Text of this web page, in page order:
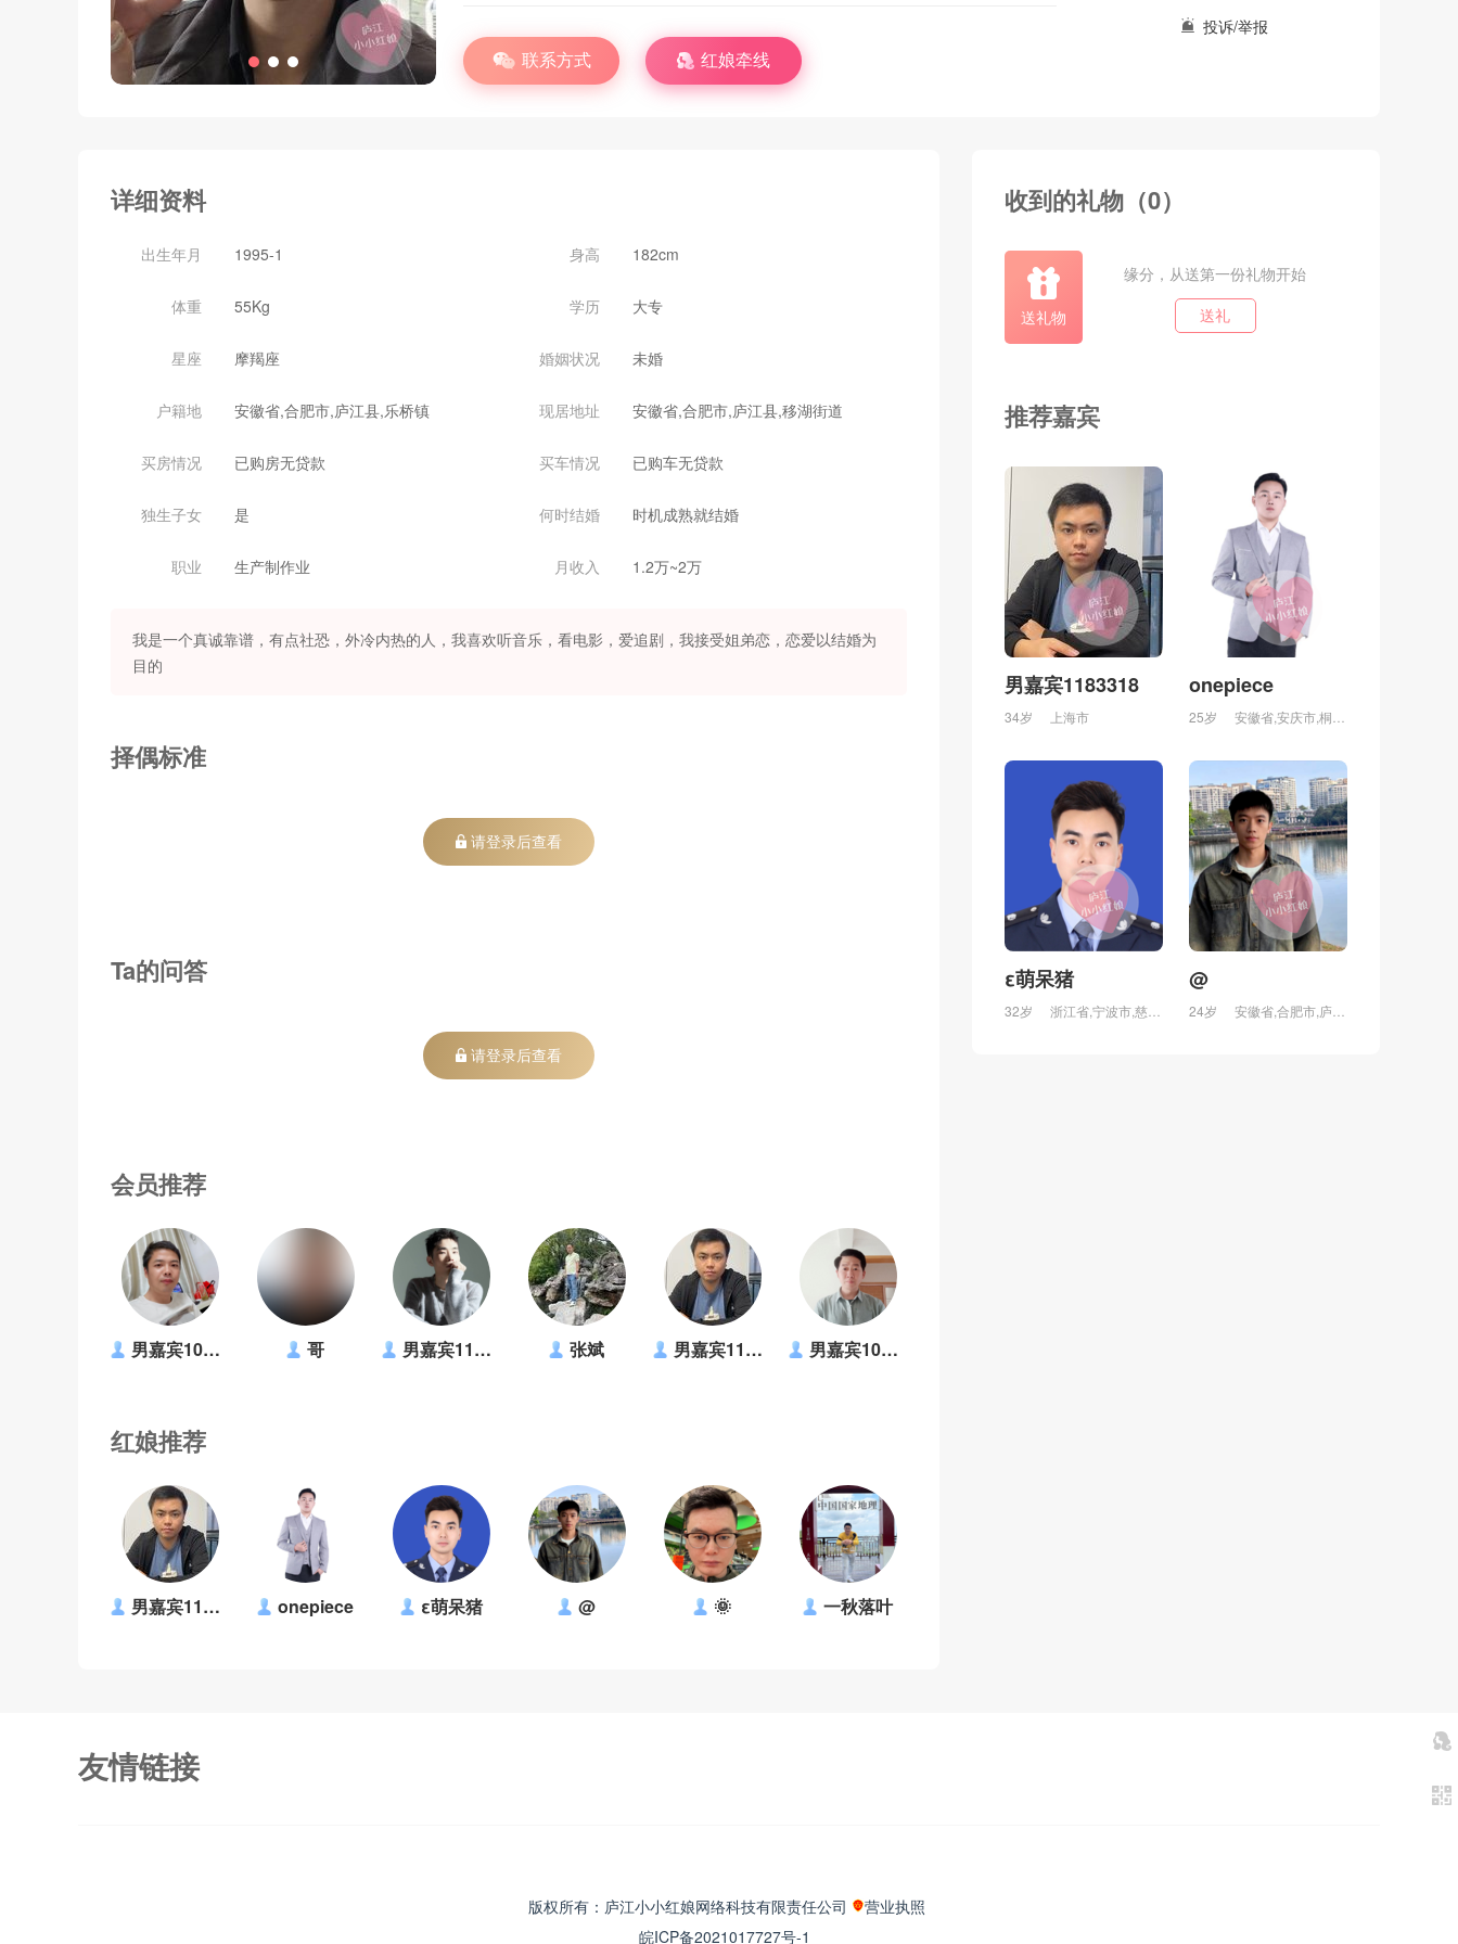
联系方式 红娘牵线
投诉/举报
详细资料
出生年月 1995-1 身高 182cm
体重 55Kg 学历 大专
星座 摩羯座 婚姻状况 未婚
户籍地 安徽省,合肥市,庐江县,乐桥镇 现居地址 安徽省,合肥市,庐江县,移湖街道
买房情况 已购房无贷款 买车情况 已购车无贷款
独生子女 是 何时结婚 时机成熟就结婚
职业 生产制作业 月收入 1.2万~2万
我是一个真诚靠谱，有点社恐，外冷内热的人，我喜欢听音乐，看电影，爱追剧，我接受姐弟恋，恋爱以结婚为
目的
择偶标准
请登录后查看
Ta的问答
请登录后查看
会员推荐
男嘉宾1036678 哥 男嘉宾1180821 张斌 男嘉宾1183318 男嘉宾1037274
红娘推荐
男嘉宾1183318 onepiece ε萌呆猪 @ 🌞 一秋落叶
收到的礼物（0）
送礼物
缘分，从送第一份礼物开始
送礼
推荐嘉宾
男嘉宾1183318
34岁 上海市
onepiece
25岁 安徽省,安庆市,桐城市
ε萌呆猪
32岁 浙江省,宁波市,慈溪市
@
24岁 安徽省,合肥市,庐江县,庐城镇
友情链接
版权所有：庐江小小红娘网络科技有限责任公司
营业执照
皖ICP备2021017727号-1